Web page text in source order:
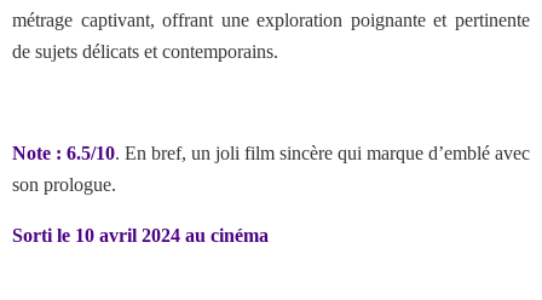
métrage captivant, offrant une exploration poignante et pertinente
de sujets délicats et contemporains.
Note : 6.5/10. En bref, un joli film sincère qui marque d’emblé avec
son prologue.
Sorti le 10 avril 2024 au cinéma